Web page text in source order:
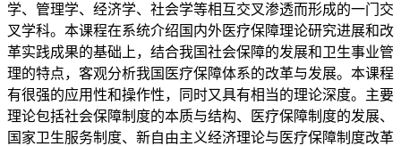
学、管理学、经济学、社会学等相互交叉渗透而形成的一门交
叉学科。本课程在系统介绍国内外医疗保障理论研究进展和改
革实践成果的基础上，结合我国社会保障的发展和卫生事业管
理的特点，客观分析我国医疗保障体系的改革与发展。本课程
有很强的应用性和操作性，同时又具有相当的理论深度。主要
理论包括社会保障制度的本质与结构、医疗保障制度的发展、
国家卫生服务制度、新自由主义经济理论与医疗保障制度改革